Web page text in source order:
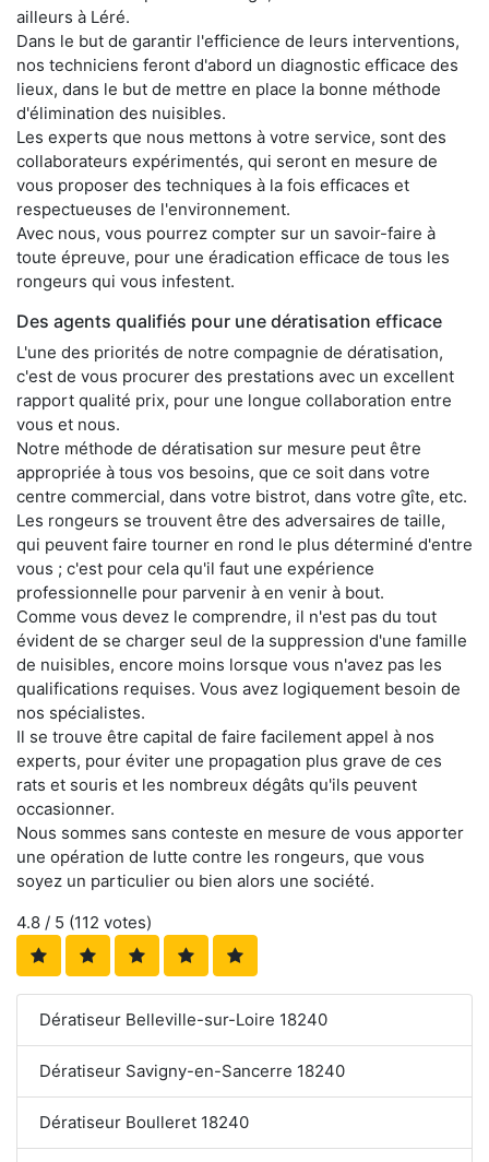
ailleurs à Léré.
Dans le but de garantir l'efficience de leurs interventions,
nos techniciens feront d'abord un diagnostic efficace des
lieux, dans le but de mettre en place la bonne méthode
d'élimination des nuisibles.
Les experts que nous mettons à votre service, sont des
collaborateurs expérimentés, qui seront en mesure de
vous proposer des techniques à la fois efficaces et
respectueuses de l'environnement.
Avec nous, vous pourrez compter sur un savoir-faire à
toute épreuve, pour une éradication efficace de tous les
rongeurs qui vous infestent.
Des agents qualifiés pour une dératisation efficace
L'une des priorités de notre compagnie de dératisation,
c'est de vous procurer des prestations avec un excellent
rapport qualité prix, pour une longue collaboration entre
vous et nous.
Notre méthode de dératisation sur mesure peut être
appropriée à tous vos besoins, que ce soit dans votre
centre commercial, dans votre bistrot, dans votre gîte, etc.
Les rongeurs se trouvent être des adversaires de taille,
qui peuvent faire tourner en rond le plus déterminé d'entre
vous ; c'est pour cela qu'il faut une expérience
professionnelle pour parvenir à en venir à bout.
Comme vous devez le comprendre, il n'est pas du tout
évident de se charger seul de la suppression d'une famille
de nuisibles, encore moins lorsque vous n'avez pas les
qualifications requises. Vous avez logiquement besoin de
nos spécialistes.
Il se trouve être capital de faire facilement appel à nos
experts, pour éviter une propagation plus grave de ces
rats et souris et les nombreux dégâts qu'ils peuvent
occasionner.
Nous sommes sans conteste en mesure de vous apporter
une opération de lutte contre les rongeurs, que vous
soyez un particulier ou bien alors une société.
4.8 / 5 (112 votes)
Dératiseur Belleville-sur-Loire 18240
Dératiseur Savigny-en-Sancerre 18240
Dératiseur Boulleret 18240